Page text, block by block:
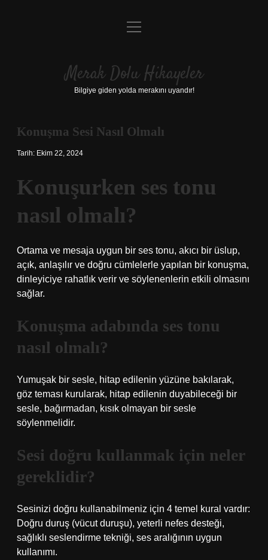
Anasayfa
Yasal Uyarı
menüyü
Merak Dolu Hikayeler
Bilgiye giden yolda merakını uyandır!
Konuşma Sesi Nasıl Olmalı
Tarih: Ekim 22, 2024
Konuşurken ses tonu
nasıl olmalı?
Ortama ve mesaja uygun bir ses tonu, akıcı bir üslup,
açık, anlaşılır ve doğru cümlelerle yapılan bir konuşma,
dinleyiciye rahatlık verir ve söylenenlerin etkili olmasını
sağlar.
Konuşma adabında ses tonu
nasıl olmalı?
Yumuşak bir sesle, hitap edilenin yüzüne bakılarak,
göz teması kurularak, hitap edilenin duyabileceği bir
sesle, bağırmadan, kısık olmayan bir sesle
söylenmelidir.
Sesi doğru kullanmak için neler
gereklidir?
Sesinizi doğru kullanabilmeniz için 4 temel kural vardır:
Doğru duruş (vücut duruşu), yeterli nefes desteği,
sağlıklı seslendirme tekniği, ses aralığının uygun
kullanımı.